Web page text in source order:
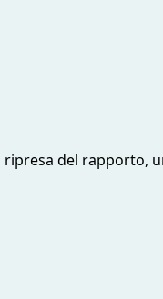
del